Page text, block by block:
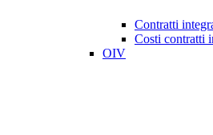
Contratti
Costi contratti
OIV